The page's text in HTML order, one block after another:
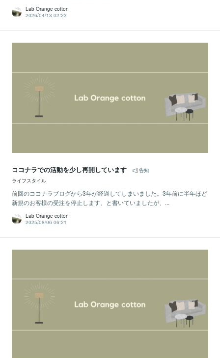
Lab Orange cotton
2026/04/13 02:23
ココナラでの活動を少し再開しています
告知
ライフスタイル
前回のココナラブログから3年が経過してしまいました。3年前に半年ほど
新規のお客様の受注を停止します、と書いていましたが、...
Lab Orange cotton
2025/08/06 06:21